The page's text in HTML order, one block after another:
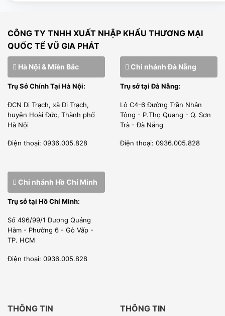
CÔNG TY TNHH XUẤT NHẬP KHẨU THƯƠNG MẠI
QUỐC TẾ VŨ GIA PHÁT
Hà Nội & Miền Bắc
Trụ Sở Chính Tại Hà Nội:
ĐCN Di Trạch, xã Di Trạch,
huyện Hoài Đức, Thành phố
Hà Nội
Điện thoại: 0936.005.828
Chi nhánh Đà Nẵng
Trụ sở tại Đà Nẵng:
Lô C4-6 Đường Trần Nhân
Tông - P.Thọ Quang - Q. Sơn
Trà - Đà Nẵng
Điện thoại: 0936.005.828
Chi nhánh Hồ Chí Minh
Trụ sở tại Hồ Chí Minh:
Số 496/99/1 Dương Quảng
Hàm - Phường 6 - Gò Vấp -
TP. HCM
Điện thoại: 0936.005.828
THÔNG TIN THÔNG TIN